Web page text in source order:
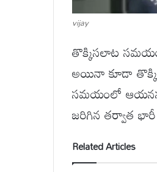
vijay
తొక్కిసలాట
అయినా కూడా
సమయంలో
జరిగిన తర్వాత
Related Articles